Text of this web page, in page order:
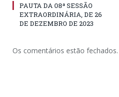
PAUTA DA 08ª SESSÃO
EXTRAORDINÁRIA, DE 26
DE DEZEMBRO DE 2023
Os comentários estão fechados.